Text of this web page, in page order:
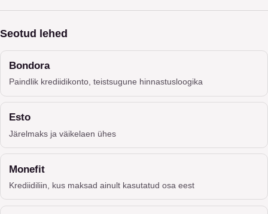
Seotud lehed
Bondora
Paindlik krediidikonto, teistsugune hinnastusloogika
Esto
Järelmaks ja väikelaen ühes
Monefit
Krediidiliin, kus maksad ainult kasutatud osa eest